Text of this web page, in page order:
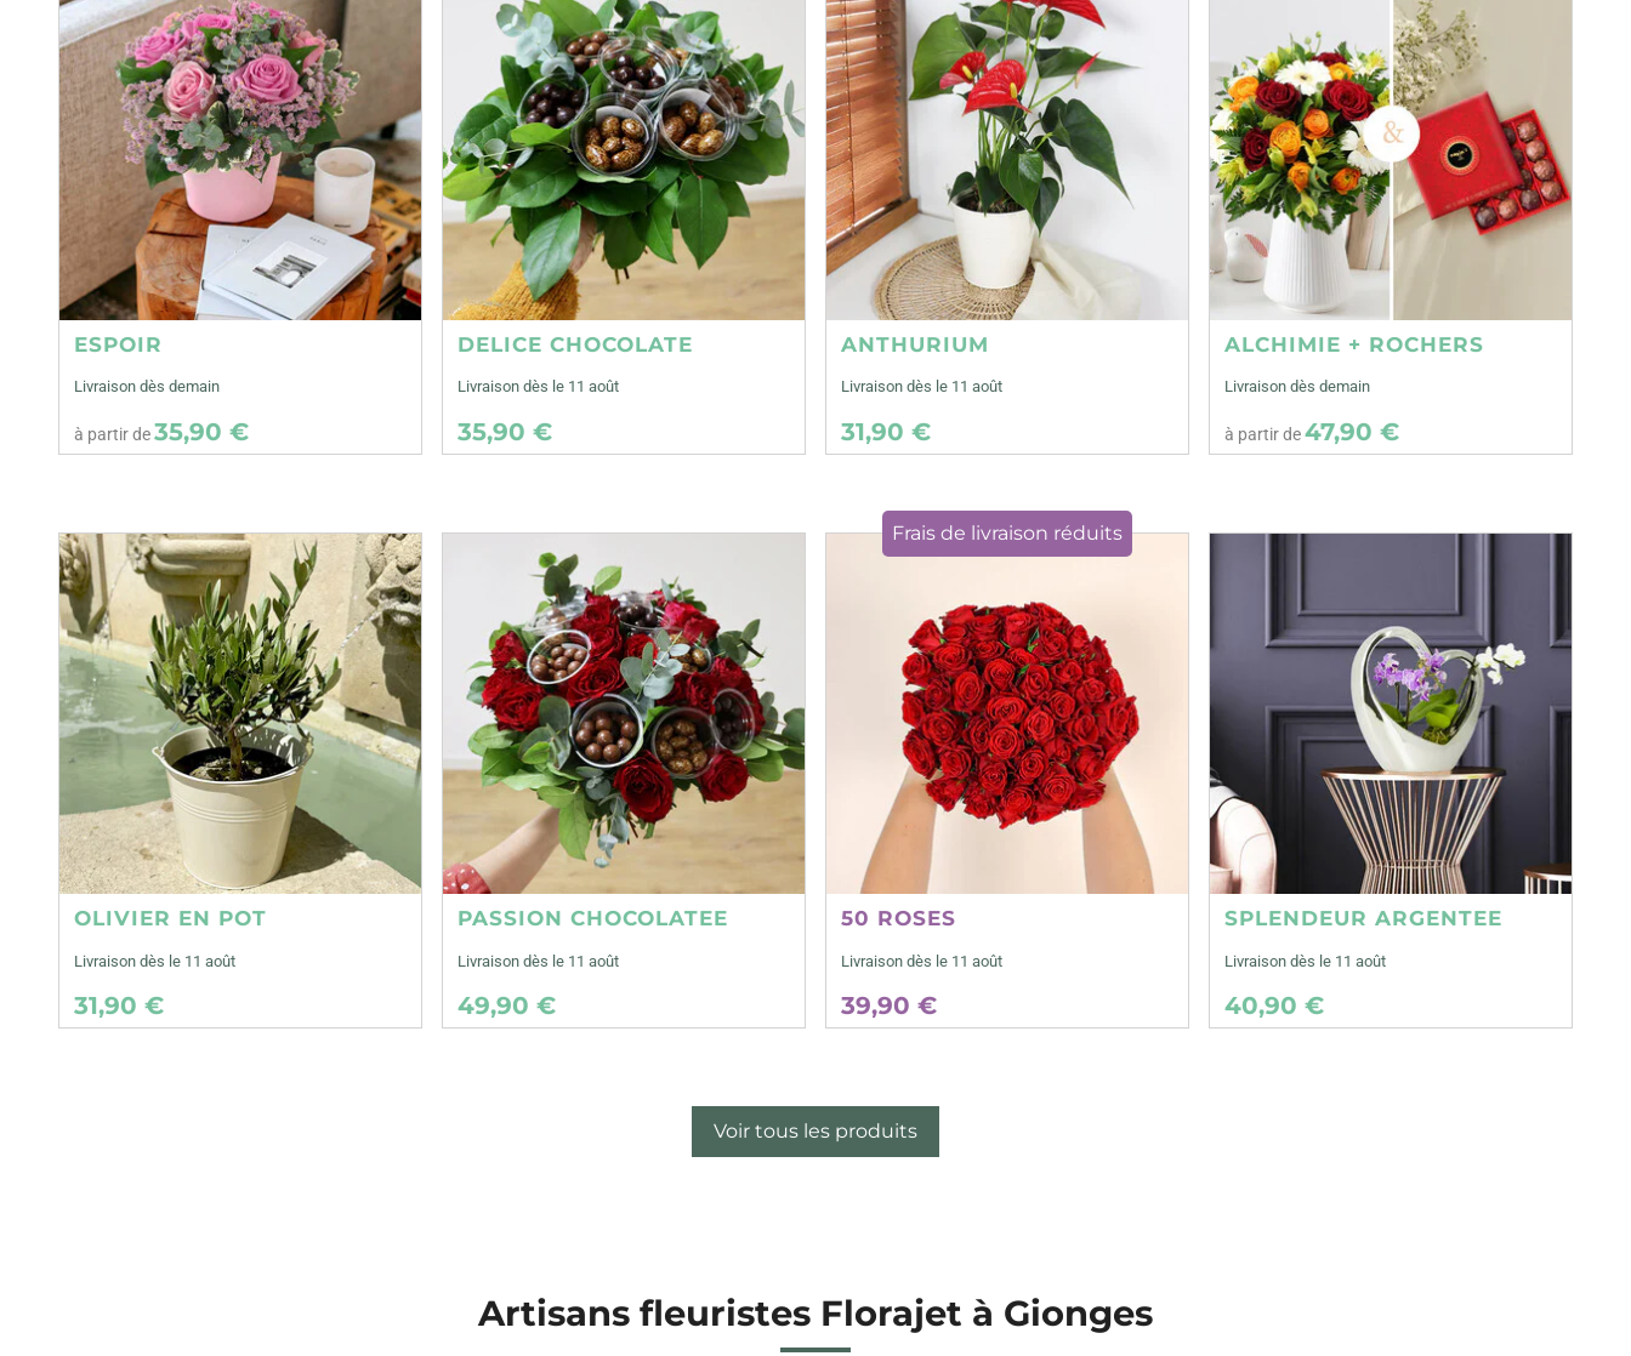
ESPOIR
Livraison dès demain
à partir de35,90 €
DELICE CHOCOLATE
Livraison dès le 11 août
35,90 €
ANTHURIUM
Livraison dès le 11 août
31,90 €
ALCHIMIE + ROCHERS
Livraison dès demain
à partir de47,90 €
OLIVIER EN POT
Livraison dès le 11 août
31,90 €
PASSION CHOCOLATEE
Livraison dès le 11 août
49,90 €
Frais de livraison réduits
50 ROSES
Livraison dès le 11 août
39,90 €
SPLENDEUR ARGENTEE
Livraison dès le 11 août
40,90 €
Voir tous les produits
Artisans fleuristes Florajet à Gionges